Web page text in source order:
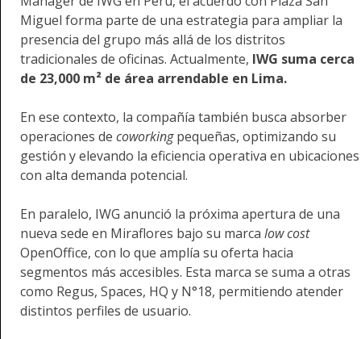
Miguel forma parte de una estrategia para ampliar la
presencia del grupo más allá de los distritos
tradicionales de oficinas. Actualmente, IWG suma cerca
de 23,000 m² de área arrendable en Lima.
En ese contexto, la compañía también busca absorber
operaciones de coworkingpequeñas, optimizando su
gestión y elevando la eficiencia operativa en ubicaciones
con alta demanda potencial.
En paralelo, IWG anunció la próxima apertura de una
nueva sede en Miraflores bajo su marca low cost
OpenOffice, con lo que amplía su oferta hacia
segmentos más accesibles. Esta marca se suma a otras
como Regus, Spaces, HQ y N°18, permitiendo atender
distintos perfiles de usuario.